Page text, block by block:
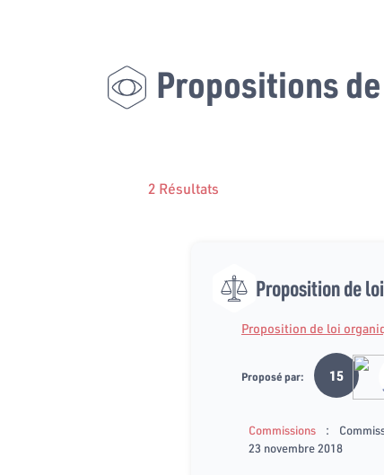
Propositions
2 Résultats
Proposition de loi
Proposition de loi
Proposé par: 15
Commissions :
23 novembre 2018